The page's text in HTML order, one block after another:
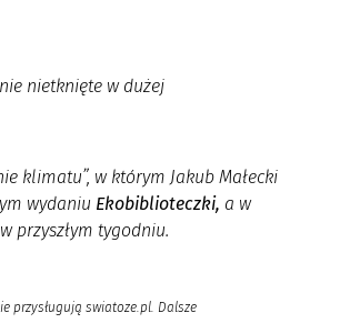
nietknięte w dużej
klimatu”, w którym Jakub Małecki
wydaniu Ekobiblioteczki, a w
przyszłym tygodniu.
przysługują swiatoze.pl. Dalsze